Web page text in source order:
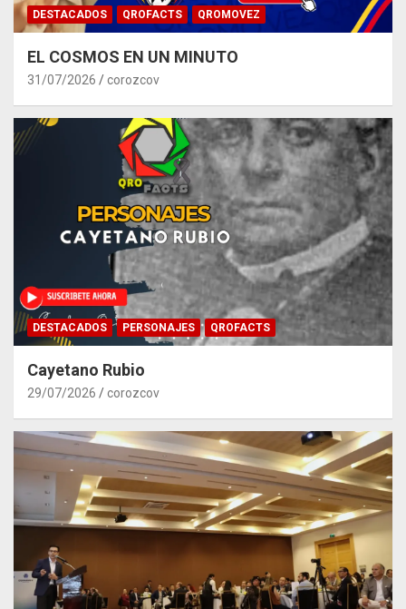
DESTACADOS QROFACTS QROMOVEZ
EL COSMOS EN UN MINUTO
31/07/2026 corozcov
DESTACADOS PERSONAJES QROFACTS
Cayetano Rubio
29/07/2026 corozcov